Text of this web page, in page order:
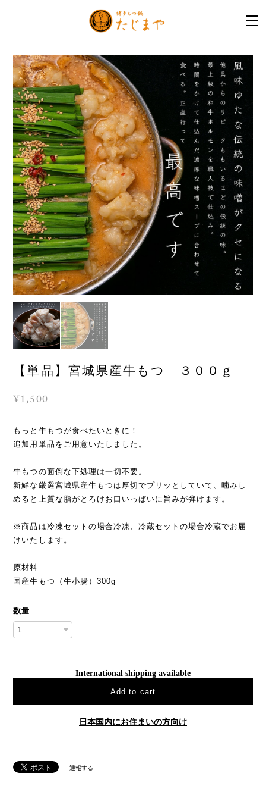
【単品】宮城県産牛もつ ３００ｇ
¥1,500
もっと牛もつが食べたいときに！
追加用単品をご用意いたしました。
牛もつの面倒な下処理は一切不要。
新鮮な厳選宮城県産牛もつは厚切でプリッとしていて、噛みし
めると上質な脂がとろけお口いっぱいに旨みが弾けます。
※商品は冷凍セットの場合冷凍、冷蔵セットの場合冷蔵でお届
けいたします。
原材料
国産牛もつ（牛小腸）300g
数量
International shipping available
Add to cart
日本国内にお住まいの方向け
通報する